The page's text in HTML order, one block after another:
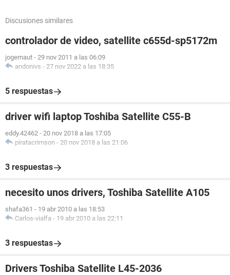
Discusiones similares
controlador de video, satellite c655d-sp5172m
jogernaut - 29 nov 2011 a las 06:09
andonivs - 27 nov 2022 a las 18:35
5 respuestas
driver wifi laptop Toshiba Satellite C55-B
eddy.42462 - 20 nov 2018 a las 17:05
piratacrimson - 20 nov 2018 a las 21:06
3 respuestas
necesito unos drivers, Toshiba Satellite A105
shafa361 - 19 abr 2010 a las 18:53
Carlos-vialfa - 19 abr 2010 a las 22:11
3 respuestas
Drivers Toshiba Satellite L45-2036